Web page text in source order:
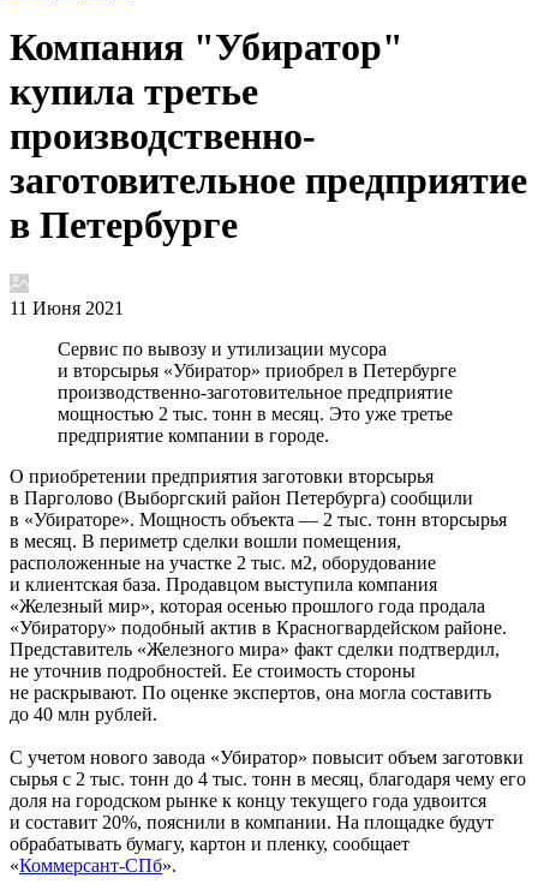
Компания "Убиратор"
купила третье
производственно-
заготовительное предприятие
в Петербурге
11 Июня 2021
Сервис по вывозу и утилизации мусора
и вторсырья «Убиратор» приобрел в Петербурге
производственно-заготовительное предприятие
мощностью 2 тыс. тонн в месяц. Это уже третье
предприятие компании в городе.
О приобретении предприятия заготовки вторсырья
в Парголово (Выборгский район Петербурга) сообщили
в «Убираторе». Мощность объекта — 2 тыс. тонн вторсырья
в месяц. В периметр сделки вошли помещения,
расположенные на участке 2 тыс. м2, оборудование
и клиентская база. Продавцом выступила компания
«Железный мир», которая осенью прошлого года продала
«Убиратору» подобный актив в Красногвардейском районе.
Представитель «Железного мира» факт сделки подтвердил,
не уточнив подробностей. Ее стоимость стороны
не раскрывают. По оценке экспертов, она могла составить
до 40 млн рублей.
С учетом нового завода «Убиратор» повысит объем заготовки
сырья с 2 тыс. тонн до 4 тыс. тонн в месяц, благодаря чему его
доля на городском рынке к концу текущего года удвоится
и составит 20%, пояснили в компании. На площадке будут
обрабатывать бумагу, картон и пленку, сообщает
«Коммерсант-СПб».